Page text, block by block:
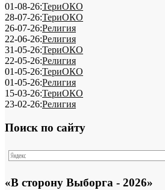
01-08-26:ТериОКО
28-07-26:ТериОКО
26-07-26:Религия
22-06-26:Религия
31-05-26:ТериОКО
22-05-26:Религия
01-05-26:ТериОКО
01-05-26:Религия
15-03-26:ТериОКО
23-02-26:Религия
Поиск по сайту
«В сторону Выборга - 2026»